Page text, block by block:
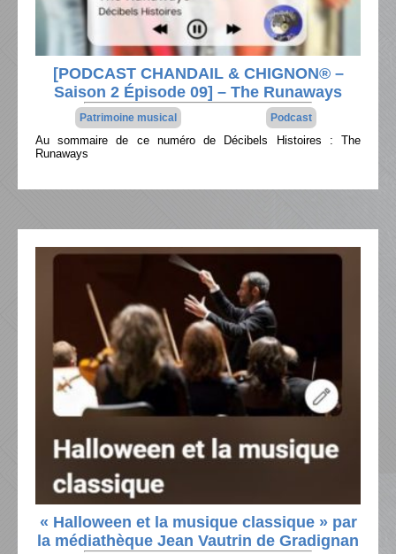
[PODCAST CHANDAIL & CHIGNON® –
Saison 2 Épisode 09] – The Runaways
Patrimoine musical Podcast
Au sommaire de ce numéro de Décibels Histoires : The
Runaways
« Halloween et la musique classique » par
la médiathèque Jean Vautrin de Gradignan